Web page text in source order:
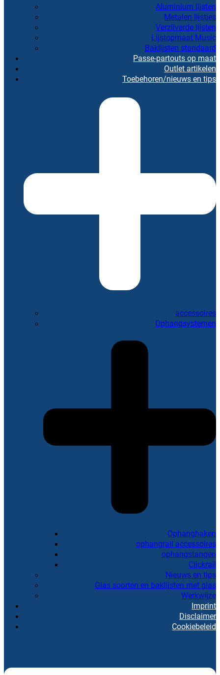
Aluminium lijsten
Metalen lijstjes
Verzilverde lijsten
Lijstopmaat Music
Baklijsten standaard
Passe-partouts op maat
Outlet artikelen
Toebehoren/nieuws en tips
accessoires
Ophangsystemen
Ophanghaken
ophangrail accessoires
ophangstangen
Clickrail
Nieuws en tips
Glas soorten en baklijsten met glas
Werkwijze
Imprint
Disclaimer
Cookiebeleid